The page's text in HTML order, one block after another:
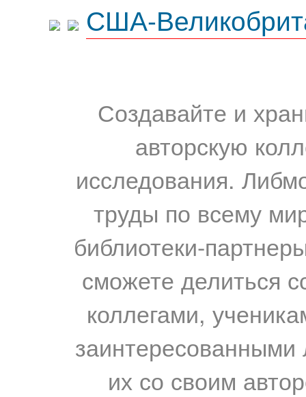
США-
Создавайте и
авторскую
исследования.
труды по всему
библиотеки-
сможете делиться
коллегами,
их со своим